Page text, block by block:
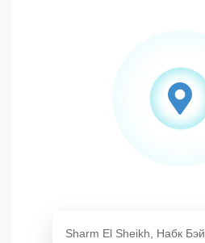
Sharm El Sheikh, Набк Бэй